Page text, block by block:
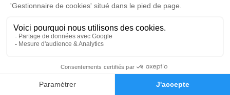
Faire-part Hommages
Je rends hommage
Cérémonie religieuse
Paroisse Saint Amand de Vienne et Glane de
Saint-Junien